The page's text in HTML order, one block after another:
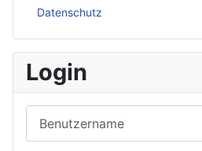
Datenschutz
Login